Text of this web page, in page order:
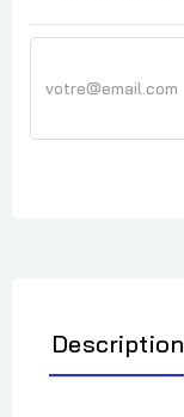
Description